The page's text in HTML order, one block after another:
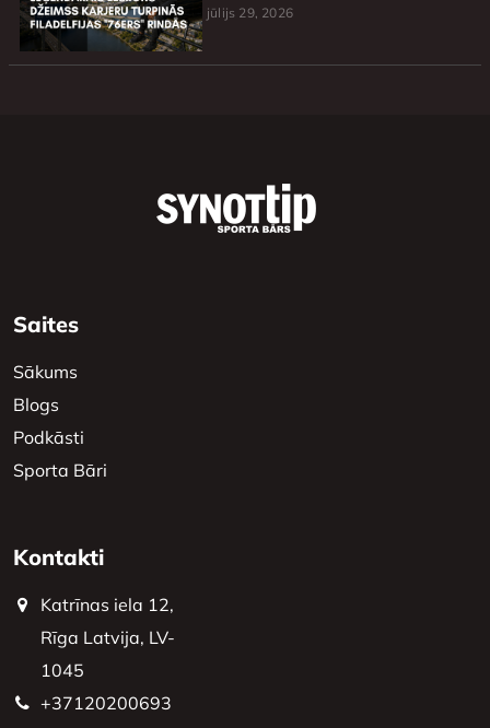
jūlijs 29, 2026
Saites
Sākums
Blogs
Podkāsti
Sporta Bāri
Kontakti
Katrīnas iela 12,
Rīga Latvija, LV-
1045
+37120200693